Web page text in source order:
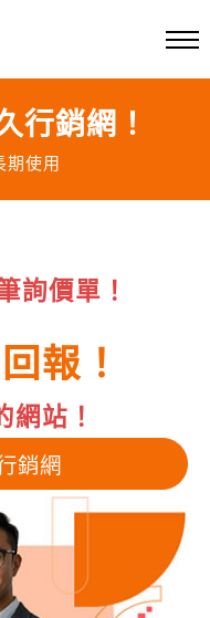
行銷網！
期使用
詢價單！
報！
網站！
銷網